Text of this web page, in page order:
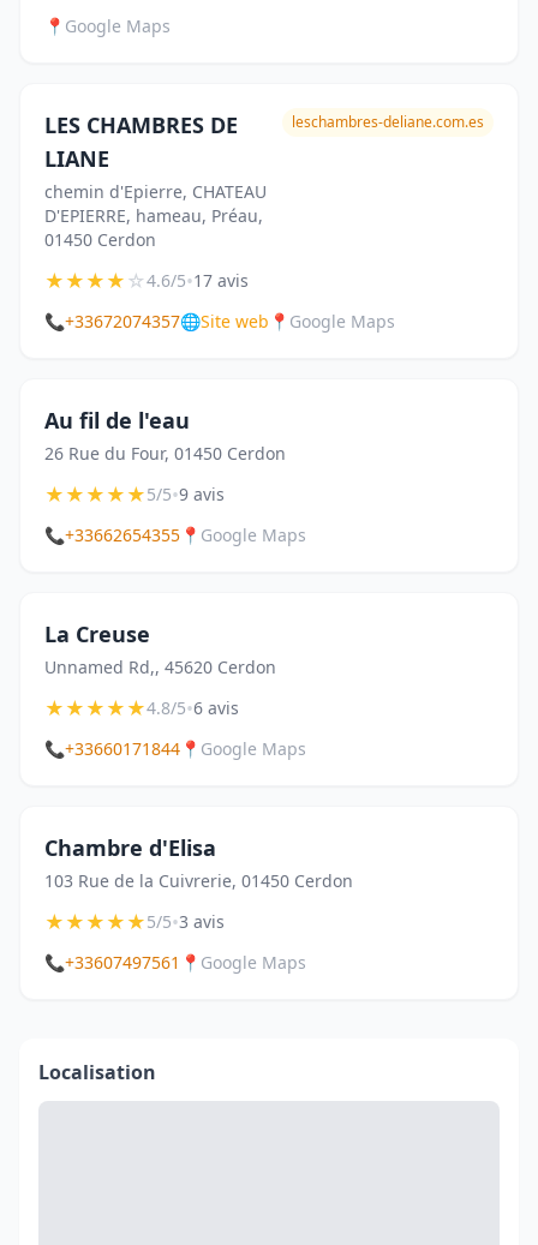
📍 Google Maps
LES CHAMBRES DE
LIANE
chemin d'Epierre, CHATEAU
D'EPIERRE, hameau, Préau,
01450 Cerdon
leschambres-deliane.com.es
★★★★☆4.6/5•17 avis
📞+33672074357🌐Site web 📍 Google Maps
Au fil de l'eau
26 Rue du Four, 01450 Cerdon
★★★★★5/5•9 avis
📞+33662654355 📍 Google Maps
La Creuse
Unnamed Rd,, 45620 Cerdon
★★★★★4.8/5•6 avis
📞+33660171844 📍 Google Maps
Chambre d'Elisa
103 Rue de la Cuivrerie, 01450 Cerdon
★★★★★5/5•3 avis
📞+33607497561 📍 Google Maps
Localisation